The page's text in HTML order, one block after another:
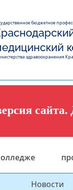
бюджетное
здравоохранения
Новости